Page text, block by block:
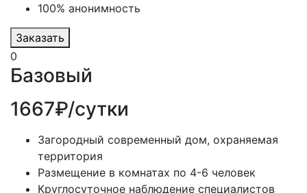
100% анонимность
Заказать
0
Базовый
1667₽/сутки
Загородный современный дом, охраняемая
территория
Размещение в комнатах по 4-6 человек
Круглосуточное наблюдение специалистов